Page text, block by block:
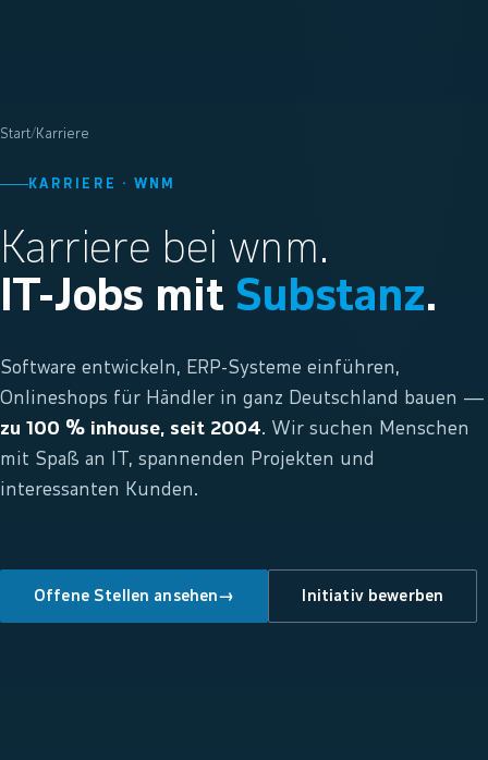
Start/Karriere
KARRIERE · WNM
Karriere bei wnm.
IT-Jobs mit Substanz.
Software entwickeln, ERP-Systeme einführen,
Onlineshops für Händler in ganz Deutschland bauen —
zu 100 % inhouse, seit 2004. Wir suchen Menschen
mit Spaß an IT, spannenden Projekten und
interessanten Kunden.
Offene Stellen ansehen→ Initiativ bewerben